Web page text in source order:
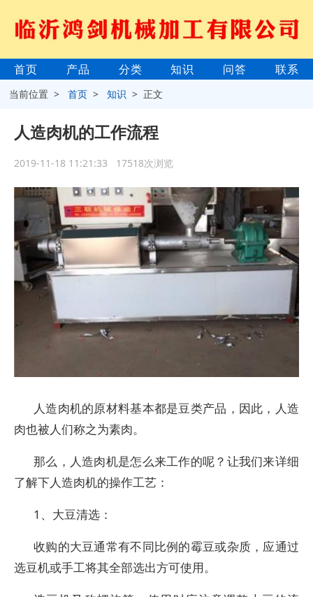
首页 产品 分类 知识 问答 联系
当前位置 >首页 >知识 > 正文
人造肉机的工作流程
2019-11-18 11:21:33 17518次浏览
人造肉机的原材料基本都是豆类产品，因此，人造
肉也被人们称之为素肉。
那么，人造肉机是怎么来工作的呢？让我们来详细
了解下人造肉机的操作工艺：
1、大豆清选：
收购的大豆通常有不同比例的霉豆或杂质，应通过
选豆机或手工将其全部选出方可使用。